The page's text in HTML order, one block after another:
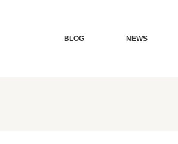
BLOG NEWS